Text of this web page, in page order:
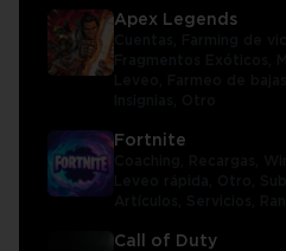
Apex Legends
Fortnite
Call of Duty